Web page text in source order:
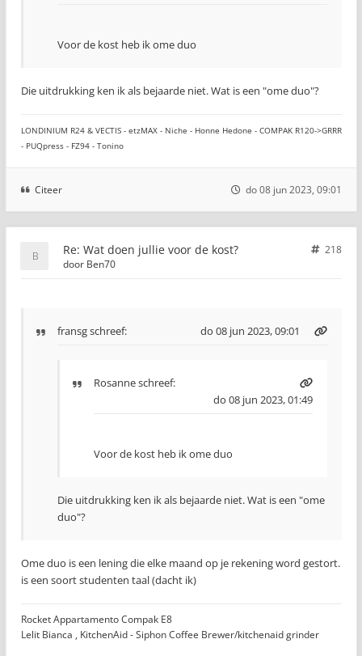
Voor de kost heb ik ome duo
Die uitdrukking ken ik als bejaarde niet. Wat is een "ome duo"?
LONDINIUM R24 & VECTIS - etzMAX - Niche - Honne Hedone - COMPAK R120->GRRR
- PUQpress - FZ94 - Tonino
Citeer do 08 jun 2023, 09:01
Re: Wat doen jullie voor de kost?
218
door Ben70
fransgschreef: do 08 jun 2023, 09:01
Rosanneschreef:
do 08 jun 2023, 01:49
Voor de kost heb ik ome duo
Die uitdrukking ken ik als bejaarde niet. Wat is een "ome
duo"?
Ome duo is een lening die elke maand op je rekening word gestort.
is een soort studenten taal (dacht ik)
Rocket Appartamento Compak E8
Lelit Bianca , KitchenAid - Siphon Coffee Brewer/kitchenaid grinder